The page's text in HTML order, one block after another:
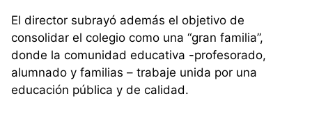
El director subrayó además el objetivo de
consolidar el colegio como una “gran familia”,
donde la comunidad educativa -profesorado,
alumnado y familias – trabaje unida por una
educación pública y de calidad.